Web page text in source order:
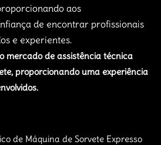
aos
de encontrar profissionais
e experientes.
mercado de assistência técnica
proporcionando uma experiência
de Máquina de Sorvete Expresso